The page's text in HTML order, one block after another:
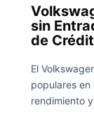
sin
de
El
populares
rendimiento